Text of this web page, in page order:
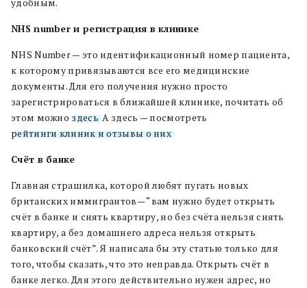
удобным.
NHS number и регистрация в клинике
NHS Number — это идентификационный номер пациента,
к которому привязываются все его медицинские
документы. Для его получения нужно просто
зарегистрироваться в ближайшей клинике, почитать об
этом можно здесь. А здесь — посмотреть
рейтинги клиник и отзывы о них.
Счёт в банке
Главная страшилка, которой любят пугать новых
британских иммигрантов— “вам нужно будет открыть
счёт в банке и снять квартиру, но без счёта нельзя снять
квартиру, а без домашнего адреса нельзя открыть
банковский счёт”. Я написала бы эту статью только для
того, чтобы сказать, что это неправда. Открыть счёт в
банке легко. Для этого действительно нужен адрес, но